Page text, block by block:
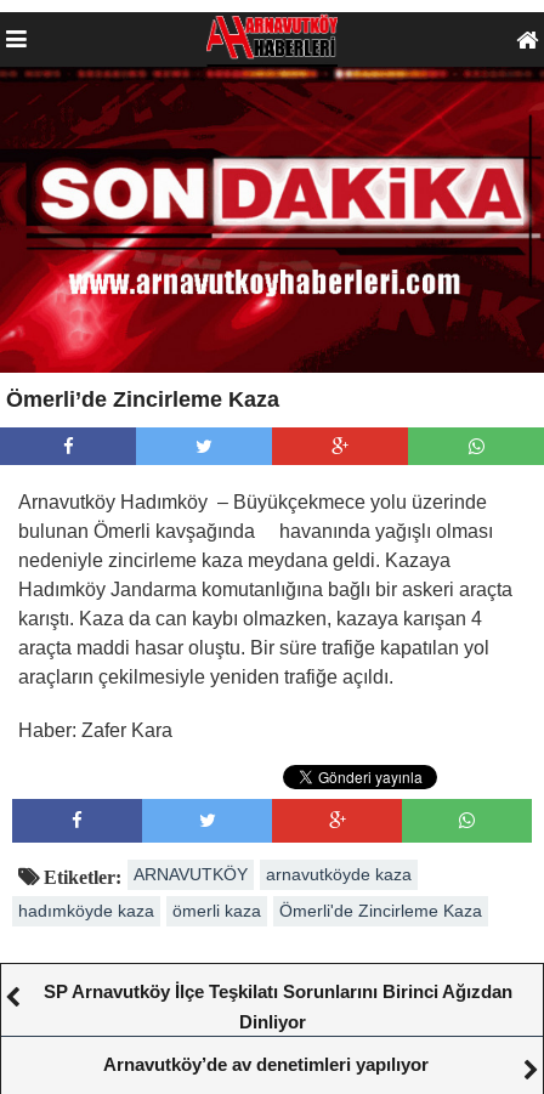
Ömerli’de Zincirleme Kaza
Arnavutköy Hadımköy – Büyükçekmece yolu üzerinde
bulunan Ömerli kavşağında havanında yağışlı olması
nedeniyle zincirleme kaza meydana geldi. Kazaya
Hadımköy Jandarma komutanlığına bağlı bir askeri araçta
karıştı. Kaza da can kaybı olmazken, kazaya karışan 4
araçta maddi hasar oluştu. Bir süre trafiğe kapatılan yol
araçların çekilmesiyle yeniden trafiğe açıldı.
Haber: Zafer Kara
Etiketler: ARNAVUTKÖY
arnavutköyde kaza
hadımköyde kaza
ömerli kaza Ömerli'de Zincirleme Kaza
SP Arnavutköy İlçe Teşkilatı Sorunlarını Birinci Ağızdan
Dinliyor
Arnavutköy’de av denetimleri yapılıyor